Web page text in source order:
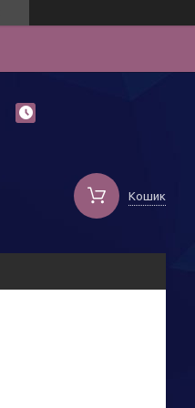
Кошик